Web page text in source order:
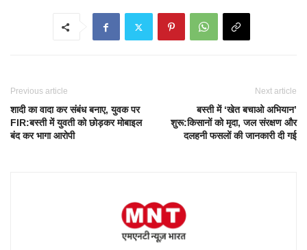
Previous article
शादी का वादा कर संबंध बनाए, युवक पर
FIR:बस्ती में युवती को छोड़कर मोबाइल
बंद कर भागा आरोपी
Next article
बस्ती में ‘खेत बचाओ अभियान’
शुरू:किसानों को मृदा, जल संरक्षण और
दलहनी फसलों की जानकारी दी गई